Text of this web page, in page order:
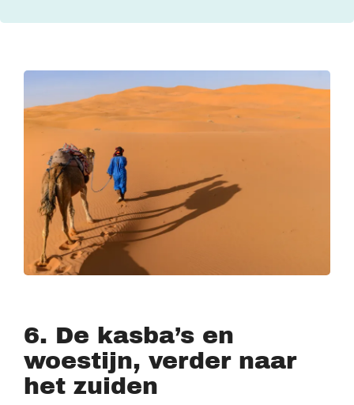
6. De kasba’s en
woestijn, verder naar
het zuiden